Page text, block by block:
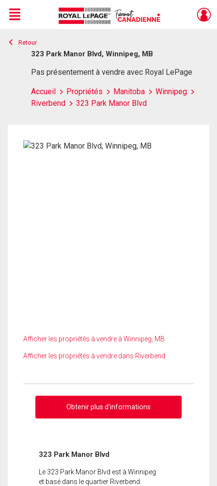
Live
En Direct
Menu
Retour
323 Park Manor Blvd, Winnipeg, MB
Pas présentement à vendre avec Royal LePage
Accueil Propriétés Manitoba
Winnipeg
Riverbend
323 Park Manor Blvd
Afficher les propriétés à vendre à Winnipeg, MB
Afficher les propriétés à vendre dans Riverbend
Obtenir plus d'informations
323 Park Manor Blvd
Le 323 Park Manor Blvd est à Winnipeg
et basé dans le quartier Riverbend.